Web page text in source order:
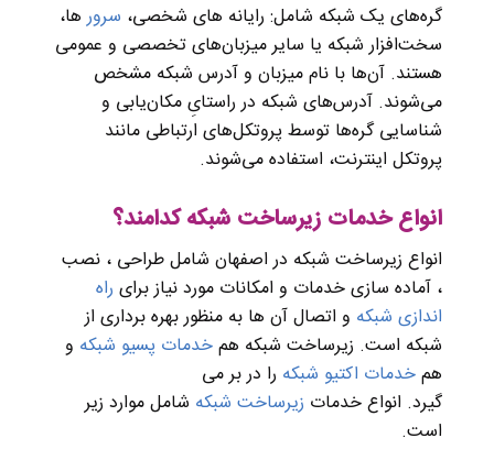
گره‌های یک شبکه شامل: رایانه های شخصی، سرورها،
سخت‌افزار شبکه یا سایر میزبان‌های تخصصی و عمومی
هستند. آن‌ها با نام میزبان و آدرس شبکه مشخص
می‌شوند. آدرس‌های شبکه در راستایِ مکان‌یابی و
شناسایی گره‌ها توسط پروتکل‌های ارتباطی مانند
پروتکل اینترنت، استفاده می‌شوند.
انواع خدمات زیرساخت شبکه کدامند؟
انواع زیرساخت شبکه در اصفهان شامل طراحی ، نصب
، آماده سازی خدمات و امکانات مورد نیاز برای راه
اندازی شبکه و اتصال آن ها به منظور بهره برداری از
شبکه است. زیرساخت شبکه همخدمات پسیو شبکه و
همخدمات اکتیو شبکه را در بر می
گیرد. انواعخدمات زیرساخت شبکه شامل موارد زیر
است.